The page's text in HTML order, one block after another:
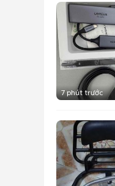
7 phút trước